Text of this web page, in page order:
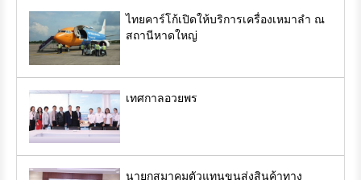
ไทยคาร์โก้เปิดให้บริการเครื่องเหมาลำ ณ
สถานีหาดใหญ่
เทศกาลอวยพร
นายกสมาคมตัวแทนขนส่งสินค้าทาง